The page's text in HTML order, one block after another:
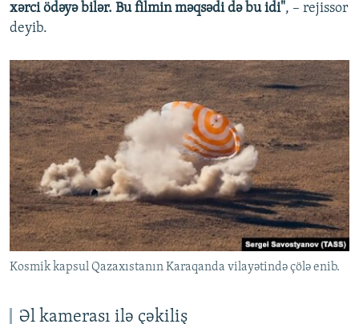
xərci ödəyə bilər. Bu filmin məqsədi də bu idi", – rejissor
deyib.
Kosmik kapsul Qazaxıstanın Karaqanda vilayətində çölə enib.
Əl kamerası ilə çəkiliş